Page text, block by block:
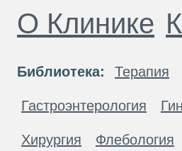
О Клинике
Библиотека: Терапия
Гастроэнтерология
Хирургия Флебология